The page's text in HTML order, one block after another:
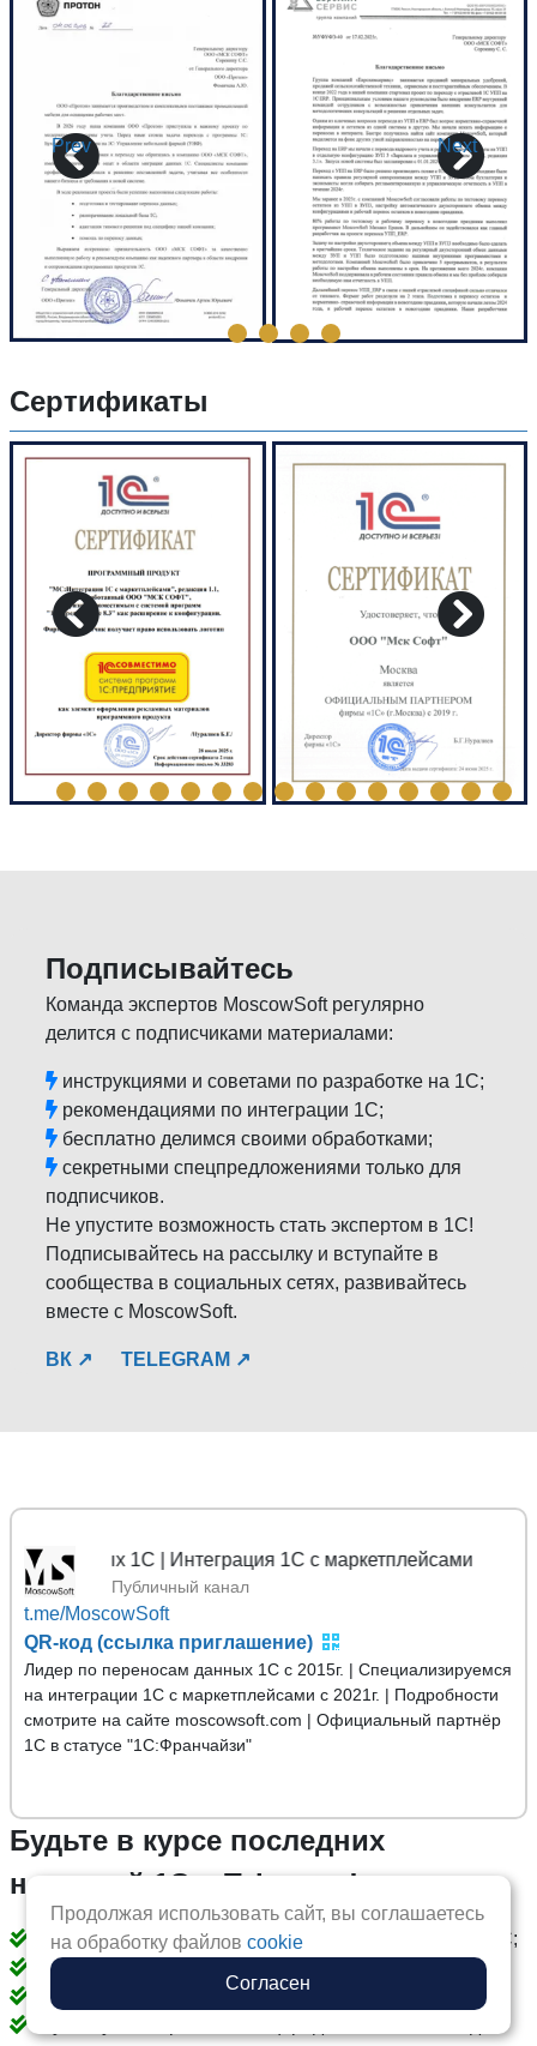
Prev Next
Сертификаты
Подписывайтесь
Команда экспертов MoscowSoft регулярно
делится с подписчиками материалами:
инструкциями и советами по разработке на 1С;
рекомендациями по интеграции 1С;
бесплатно делимся своими обработками;
секретными спецпредложениями только для
подписчиков.
Не упустите возможность стать экспертом в 1С!
Подписывайтесь на рассылку и вступайте в
сообщества в социальных сетях, развивайтесь
вместе с MoscowSoft.
ВК ↗ TELEGRAM ↗
1С | Интеграция 1С с маркетплейсами
Публичный канал
t.me/MoscowSoft
QR-код (ссылка приглашение)
Лидер по переносам данных 1С с 2015г. | Специализируемся
на интеграции 1С с маркетплейсами с 2021г. | Подробности
смотрите на сайте moscowsoft.com | Официальный партнёр
1С в статусе "1С:Франчайзи"
Будьте в курсе последних
новостей 1С в Telegram!
Публикуем инструкции и советы по разработке на 1С;
Рекомендации по интеграции 1С;
Бесплатно делимся своими обработками;
Продолжая использовать сайт, вы соглашаетесь
на обработку файловcookie
Согласен